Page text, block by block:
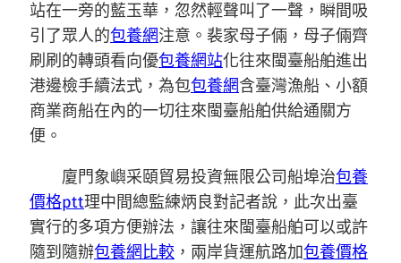
站在一旁的藍玉華，忽然輕聲叫了一聲，瞬間吸
引了眾人的包養網注意。裴家母子倆，母子倆齊
刷刷的轉頭看向優包養網站化往來閩臺船舶進出
港邊檢手續法式，為包包養網含臺灣漁船、小額
商業商船在內的一切往來閩臺船舶供給通關方
便。
廈門象嶼采頤貿易投資無限公司船埠治包養
價格ptt理中間總監練炳良對記者說，此次出臺
實行的多項方便辦法，讓往來閩臺船舶可以或許
隨到隨辦包養網比較 ，兩岸貨運航路加包養價格